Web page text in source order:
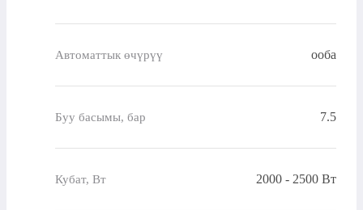
Автоматтык өчүрүү ооба
Буу басымы, бар 7.5
Кубат, Вт 2000 - 2500 Вт